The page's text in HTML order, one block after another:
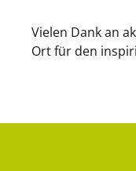
Vielen Dank an
Ort für den